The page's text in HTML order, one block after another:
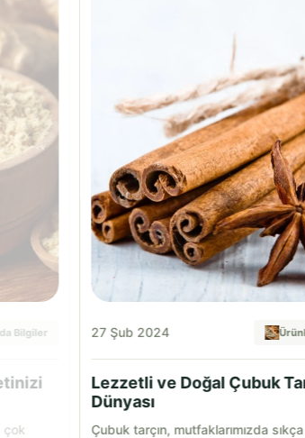
Bilgiler
çok
27 Şub 2024
Lezzetli ve Doğal Çubuk
Dünyası
Çubuk tarçın, mutfaklarımızda sıkça